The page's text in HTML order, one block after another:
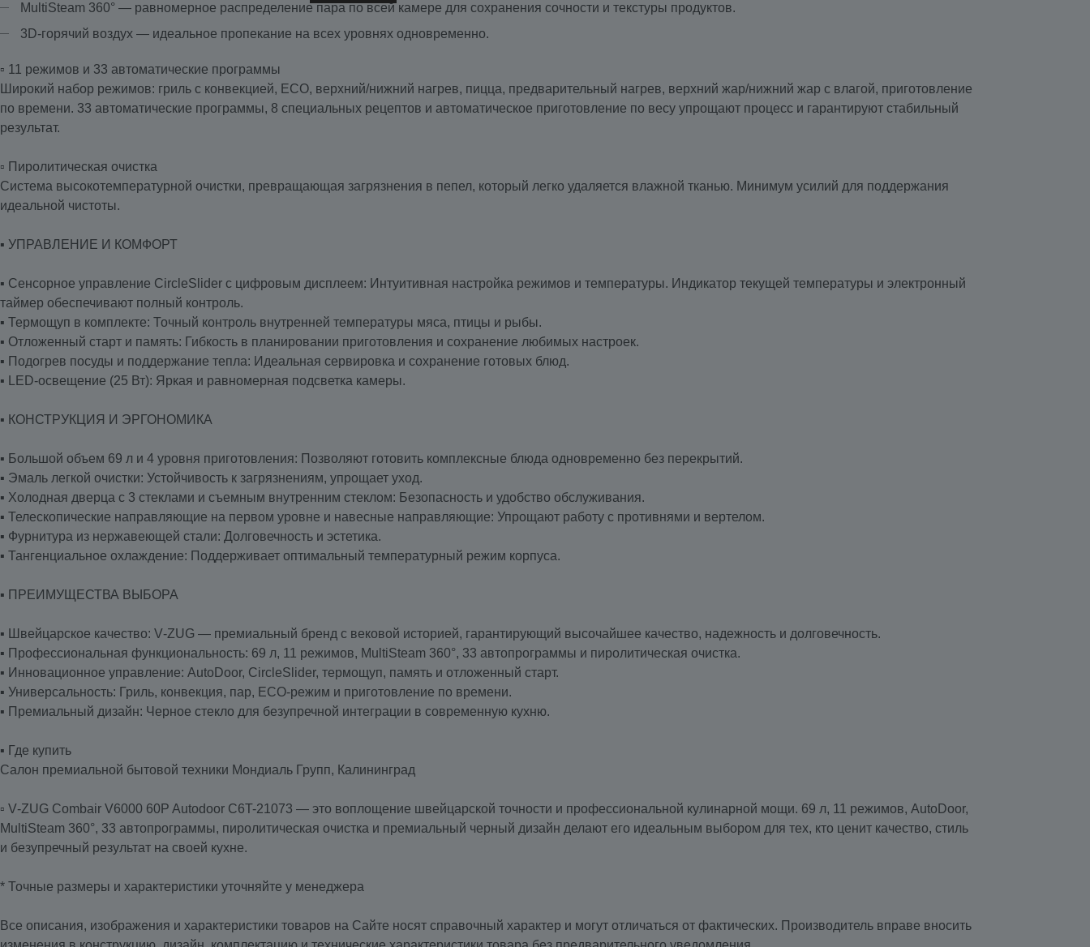
MultiSteam 360° — равномерное распределение пара по всей камере для сохранения сочности и текстуры продуктов.
3D-горячий воздух — идеальное пропекание на всех уровнях одновременно.
▫️ 11 режимов и 33 автоматические программы
Широкий набор режимов: гриль с конвекцией, ECO, верхний/нижний нагрев, пицца, предварительный нагрев, верхний жар/нижний жар с влагой, приготовление
по времени. 33 автоматические программы, 8 специальных рецептов и автоматическое приготовление по весу упрощают процесс и гарантируют стабильный
результат.
▫️ Пиролитическая очистка
Система высокотемпературной очистки, превращающая загрязнения в пепел, который легко удаляется влажной тканью. Минимум усилий для поддержания
идеальной чистоты.
▪️ УПРАВЛЕНИЕ И КОМФОРТ
▪️ Сенсорное управление CircleSlider с цифровым дисплеем: Интуитивная настройка режимов и температуры. Индикатор текущей температуры и электронный
таймер обеспечивают полный контроль.
▪️ Термощуп в комплекте: Точный контроль внутренней температуры мяса, птицы и рыбы.
▪️ Отложенный старт и память: Гибкость в планировании приготовления и сохранение любимых настроек.
▪️ Подогрев посуды и поддержание тепла: Идеальная сервировка и сохранение готовых блюд.
▪️ LED-освещение (25 Вт): Яркая и равномерная подсветка камеры.
▪️ КОНСТРУКЦИЯ И ЭРГОНОМИКА
▪️ Большой объем 69 л и 4 уровня приготовления: Позволяют готовить комплексные блюда одновременно без перекрытий.
▪️ Эмаль легкой очистки: Устойчивость к загрязнениям, упрощает уход.
▪️ Холодная дверца с 3 стеклами и съемным внутренним стеклом: Безопасность и удобство обслуживания.
▪️ Телескопические направляющие на первом уровне и навесные направляющие: Упрощают работу с противнями и вертелом.
▪️ Фурнитура из нержавеющей стали: Долговечность и эстетика.
▪️ Тангенциальное охлаждение: Поддерживает оптимальный температурный режим корпуса.
▪️ ПРЕИМУЩЕСТВА ВЫБОРА
▪️ Швейцарское качество: V‑ZUG — премиальный бренд с вековой историей, гарантирующий высочайшее качество, надежность и долговечность.
▪️ Профессиональная функциональность: 69 л, 11 режимов, MultiSteam 360°, 33 автопрограммы и пиролитическая очистка.
▪️ Инновационное управление: AutoDoor, CircleSlider, термощуп, память и отложенный старт.
▪️ Универсальность: Гриль, конвекция, пар, ECO-режим и приготовление по времени.
▪️ Премиальный дизайн: Черное стекло для безупречной интеграции в современную кухню.
▪️ Где купить
Салон премиальной бытовой техники Мондиаль Групп, Калининград
▫️ V‑ZUG Combair V6000 60P Autodoor C6T-21073 — это воплощение швейцарской точности и профессиональной кулинарной мощи. 69 л, 11 режимов, AutoDoor,
MultiSteam 360°, 33 автопрограммы, пиролитическая очистка и премиальный черный дизайн делают его идеальным выбором для тех, кто ценит качество, стиль
и безупречный результат на своей кухне.
* Точные размеры и характеристики уточняйте у менеджера
Все описания, изображения и характеристики товаров на Сайте носят справочный характер и могут отличаться от фактических. Производитель вправе вносить